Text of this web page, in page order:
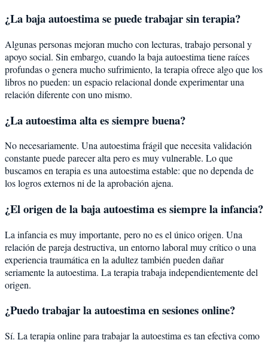
¿La baja autoestima se puede trabajar sin terapia?
Algunas personas mejoran mucho con lecturas, trabajo personal y
apoyo social. Sin embargo, cuando la baja autoestima tiene raíces
profundas o genera mucho sufrimiento, la terapia ofrece algo que los
libros no pueden: un espacio relacional donde experimentar una
relación diferente con uno mismo.
¿La autoestima alta es siempre buena?
No necesariamente. Una autoestima frágil que necesita validación
constante puede parecer alta pero es muy vulnerable. Lo que
buscamos en terapia es una autoestima estable: que no dependa de
los logros externos ni de la aprobación ajena.
¿El origen de la baja autoestima es siempre la infancia?
La infancia es muy importante, pero no es el único origen. Una
relación de pareja destructiva, un entorno laboral muy crítico o una
experiencia traumática en la adultez también pueden dañar
seriamente la autoestima. La terapia trabaja independientemente del
origen.
¿Puedo trabajar la autoestima en sesiones online?
Sí. La terapia online para trabajar la autoestima es tan efectiva como